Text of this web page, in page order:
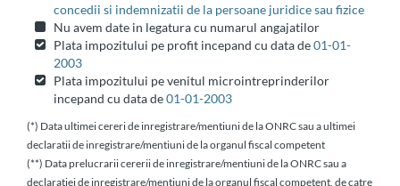
concedii si indemnizatii de la persoane juridice sau fizice
Nu avem date in legatura cu numarul angajatilor
Plata impozitului pe profit incepand cu data de01-01-
2003
Plata impozitului pe venitul microintreprinderilor
incepand cu data de01-01-2003
(*) Data ultimei cereri de inregistrare/mentiuni de la ONRC sau a ultimei
declaratii de inregistrare/mentiuni de la organul fiscal competent
(**) Data prelucrarii cererii de inregistrare/mentiuni de la ONRC sau a
declaratiei de inregistrare/mentiuni de la organul fiscal competent, de catre